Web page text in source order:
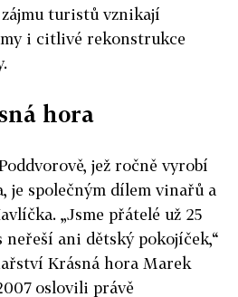
turistů vznikají
i citlivé rekonstrukce
hora
jež ročně vyrobí
je společným dílem vinařů a
„Jsme přátelé už 25
neřeší ani dětský pokojíček,“
Krásná hora Marek
oslovili právě